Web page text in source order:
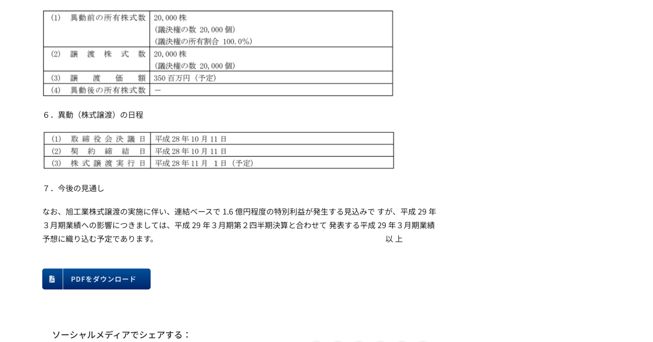
６．異動（株式譲渡）の日程
７．今後の見通し
なお、旭工業株式譲渡の実施に伴い、連結ベースで 1.6 億円程度の特別利益が発生する見込みで すが、平成 29 年
３月期業績への影響につきましては、平成 29 年３月期第２四半期決算と合わせて 発表する平成 29 年３月期業績
予想に織り込む予定であります。 以 上
PDFをダウンロード
ソーシャルメディアでシェアする：